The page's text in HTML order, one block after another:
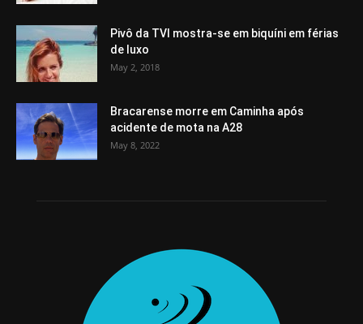
Pivô da TVI mostra-se em biquíni em férias
de luxo
May 2, 2018
Bracarense morre em Caminha após
acidente de mota na A28
May 8, 2022